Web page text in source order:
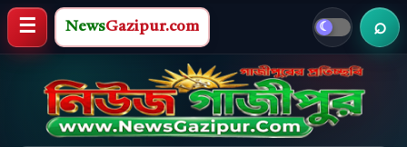
মেনু খুলুন
NewsGazipur.com